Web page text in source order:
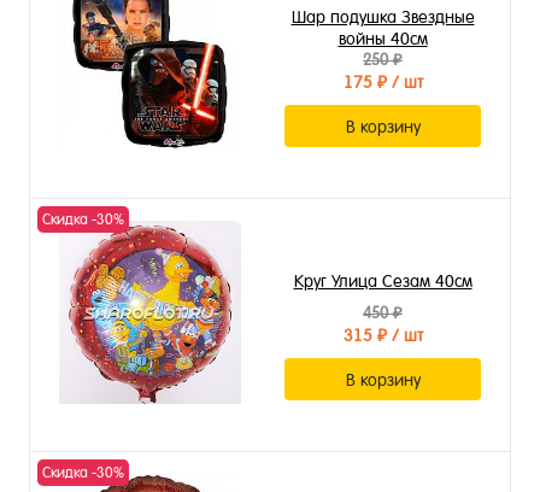
Шар подушка Звездные
войны 40см
250 ₽
175 ₽/ шт
В корзину
Скидка -30%
Круг Улица Сезам 40см
450 ₽
315 ₽/ шт
В корзину
Скидка -30%